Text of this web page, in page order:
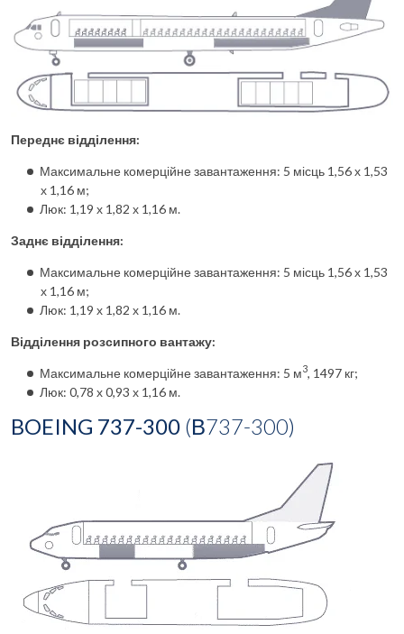
Переднє відділення:
Максимальне комерційне завантаження: 5 місць 1,56 х 1,53
х 1,16 м;
Люк: 1,19 х 1,82 х 1,16 м.
Заднє відділення:
Максимальне комерційне завантаження: 5 місць 1,56 х 1,53
х 1,16 м;
Люк: 1,19 х 1,82 х 1,16 м.
Відділення розсипного вантажу:
Максимальне комерційне завантаження: 5 м3, 1497 кг;
Люк: 0,78 х 0,93 х 1,16 м.
BOEING 737-300 (В737-300)